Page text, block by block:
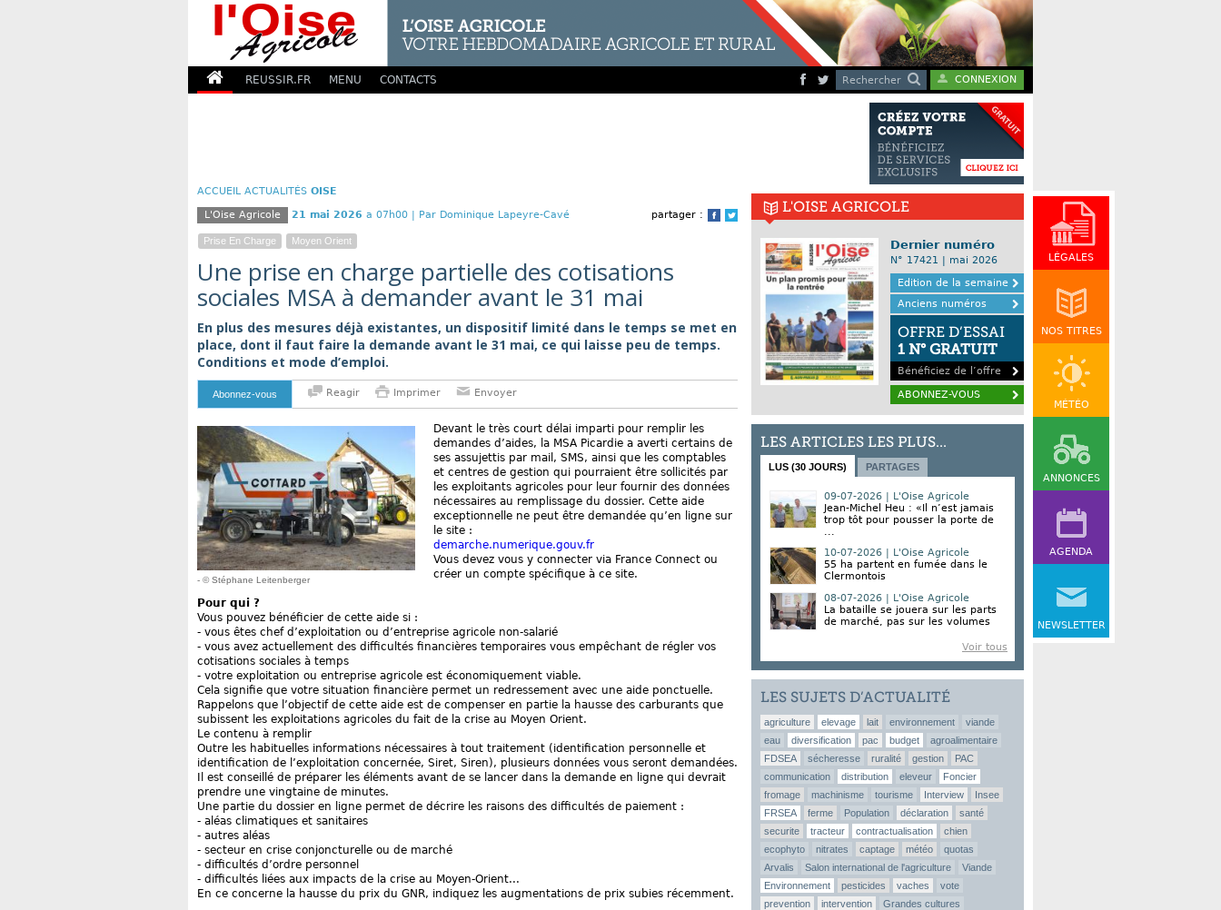
REUSSIR.FR MENU CONTACTS Rechercher CONNEXION
LÉGALES
NOS TITRES
MÉTÉO
ANNONCES
AGENDA
NEWSLETTER
ACCUEIL ACTUALITÉS OISE
partager :
Facebook
Twitter
L'Oise Agricole 21 mai 2026 a 07h00 | Par Dominique Lapeyre-Cavé
Prise En Charge Moyen Orient
Une prise en charge partielle des cotisations
sociales MSA à demander avant le 31 mai
En plus des mesures déjà existantes, un dispositif limité dans le temps se met en
place, dont il faut faire la demande avant le 31 mai, ce qui laisse peu de temps.
Conditions et mode d’emploi.
Abonnez-vous Reagir Imprimer Envoyer
- © Stéphane Leitenberger
Devant le très court délai imparti pour remplir les
demandes d’aides, la MSA Picardie a averti certains de
ses assujettis par mail, SMS, ainsi que les comptables
et centres de gestion qui pourraient être sollicités par
les exploitants agricoles pour leur fournir des données
nécessaires au remplissage du dossier. Cette aide
exceptionnelle ne peut être demandée qu’en ligne sur
le site :
demarche.numerique.gouv.fr
Vous devez vous y connecter via France Connect ou
créer un compte spécifique à ce site.
Pour qui ?
Vous pouvez bénéficier de cette aide si :
- vous êtes chef d’exploitation ou d’entreprise agricole non-salarié
- vous avez actuellement des difficultés financières temporaires vous empêchant de régler vos
cotisations sociales à temps
- votre exploitation ou entreprise agricole est économiquement viable.
Cela signifie que votre situation financière permet un redressement avec une aide ponctuelle.
Rappelons que l’objectif de cette aide est de compenser en partie la hausse des carburants que
subissent les exploitations agricoles du fait de la crise au Moyen Orient.
Le contenu à remplir
Outre les habituelles informations nécessaires à tout traitement (identification personnelle et
identification de l’exploitation concernée, Siret, Siren), plusieurs données vous seront demandées.
Il est conseillé de préparer les éléments avant de se lancer dans la demande en ligne qui devrait
prendre une vingtaine de minutes.
Une partie du dossier en ligne permet de décrire les raisons des difficultés de paiement :
- aléas climatiques et sanitaires
- autres aléas
- secteur en crise conjoncturelle ou de marché
- difficultés d’ordre personnel
- difficultés liées aux impacts de la crise au Moyen-Orient...
En ce concerne la hausse du prix du GNR, indiquez les augmentations de prix subies récemment.
L'OISE AGRICOLE
Dernier numéro
N° 17421 | mai 2026
Edition de la semaine
Anciens numéros
OFFRE D’ESSAI
1 N° GRATUIT
Bénéficiez de l’offre
ABONNEZ-VOUS
LES ARTICLES LES PLUS...
LUS (30 JOURS) PARTAGES
09-07-2026 | L'Oise Agricole
Jean-Michel Heu : «Il n’est jamais
trop tôt pour pousser la porte de
...
10-07-2026 | L'Oise Agricole
55 ha partent en fumée dans le
Clermontois
08-07-2026 | L'Oise Agricole
La bataille se jouera sur les parts
de marché, pas sur les volumes
Voir tous
LES SUJETS D’ACTUALITÉ
agriculture elevage lait environnement
viande
eau
diversification pac budget
agroalimentaire
FDSEA
sécheresse ruralité gestion
PAC
communication
distribution eleveur
Foncier
fromage
machinisme tourisme Interview
Insee
FRSEA
ferme Population déclaration
santé
securite
tracteur contractualisation
chien
ecophyto
nitrates captage météo
quotas
Arvalis
Salon international de l'agriculture
Viande
Environnement
pesticides vaches
vote
prevention
intervention
Grandes cultures